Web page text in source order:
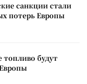
санкции стали
потерь Европы
топливо будут